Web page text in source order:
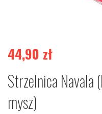
44,90 zł
Strzelnica Navala
mysz)